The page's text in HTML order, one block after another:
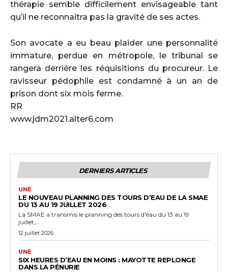
thérapie semble difficilement envisageable tant
qu’il ne reconnaitra pas la gravité de ses actes.
Son avocate a eu beau plaider une personnalité
immature, perdue en métropole, le tribunal se
rangera derrière les réquisitions du procureur. Le
ravisseur pédophile est condamné à un an de
prison dont six mois ferme.
RR
www.jdm2021.alter6.com
DERNIERS ARTICLES
UNE
LE NOUVEAU PLANNING DES TOURS D’EAU DE LA SMAE
DU 13 AU 19 JUILLET 2026
La SMAE a transmis le planning des tours d'eau du 13 au 19
juillet,...
12 juillet 2026
UNE
SIX HEURES D’EAU EN MOINS : MAYOTTE REPLONGE
DANS LA PÉNURIE